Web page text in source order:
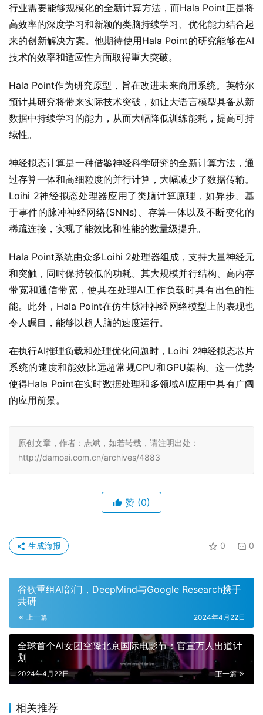
行业需要能够规模化的全新计算方法，而Hala Point正是将
高效率的深度学习和新颖的类脑持续学习、优化能力结合起
来的创新解决方案。他期待使用Hala Point的研究能够在AI
技术的效率和适应性方面取得重大突破。
Hala Point作为研究原型，旨在改进未来商用系统。英特尔
预计其研究将带来实际技术突破，如让大语言模型具备从新
数据中持续学习的能力，从而大幅降低训练能耗，提高可持
续性。
神经拟态计算是一种借鉴神经科学研究的全新计算方法，通
过存算一体和高细粒度的并行计算，大幅减少了数据传输。
Loihi 2神经拟态处理器应用了类脑计算原理，如异步、基
于事件的脉冲神经网络(SNNs)、存算一体以及不断变化的
稀疏连接，实现了能效比和性能的数量级提升。
Hala Point系统由众多Loihi 2处理器组成，支持大量神经元
和突触，同时保持较低的功耗。其大规模并行结构、高内存
带宽和通信带宽，使其在处理AI工作负载时具有出色的性
能。此外，Hala Point在仿生脉冲神经网络模型上的表现也
令人瞩目，能够以超人脑的速度运行。
在执行AI推理负载和处理优化问题时，Loihi 2神经拟态芯片
系统的速度和能效比远超常规CPU和GPU架构。这一优势
使得Hala Point在实时数据处理和多领域AI应用中具有广阔
的应用前景。
原创文章，作者：志斌，如若转载，请注明出处：
http://damoai.com.cn/archives/4883
赞 (0)
0 0
生成海报
谷歌重组AI部门，DeepMind与Google Research携手
共研
上一篇 2024年4月22日
全球首个AI女团空降北京国际电影节：官宣万人出道计
划
下一篇
2024年4月22日
相关推荐